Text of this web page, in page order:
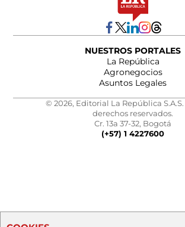
NUESTROS PORTALES
La República
Agronegocios
Asuntos Legales
© 2026, Editorial La República S.A.S.
derechos reservados.
Cr. 13a 37-32, Bogotá
(+57) 1 4227600